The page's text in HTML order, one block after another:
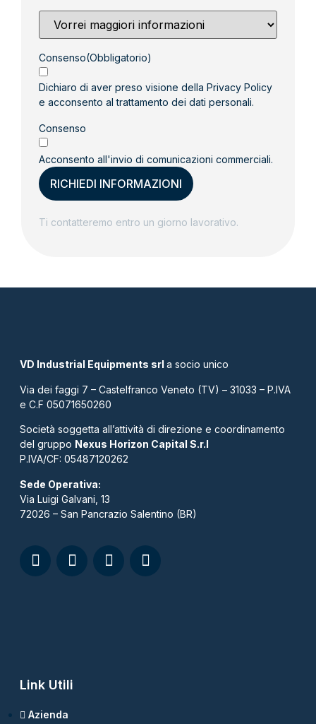
Consenso(Obbligatorio)
Dichiaro di aver preso visione della Privacy Policy
e acconsento al trattamento dei dati personali.
Consenso
Acconsento all'invio di comunicazioni commerciali.
Ti contatteremo entro un giorno lavorativo.
VD Industrial Equipments srl a socio unico
Via dei faggi 7 – Castelfranco Veneto (TV) – 31033 – P.IVA
e C.F 05071650260
Società soggetta all’attività di direzione e coordinamento
del gruppo Nexus Horizon Capital S.r.l
P.IVA/CF: 05487120262​
Sede Operativa:
Via Luigi Galvani, 13
72026 – San Pancrazio Salentino (BR)
Link Utili
Azienda